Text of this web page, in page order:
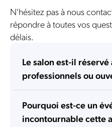
N'hésitez pas à nous
répondre à toutes vos
délais.
Le salon est-il réservé
professionnels ou
Pourquoi est-ce un
incontournable cette